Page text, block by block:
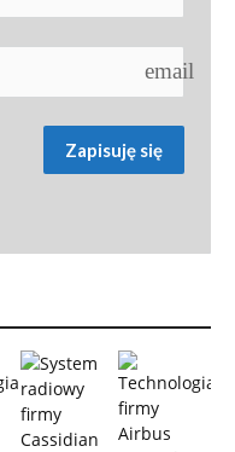
email
Zapisuję się